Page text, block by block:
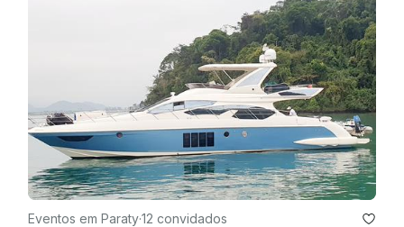
Eventos em Paraty·12 convidados